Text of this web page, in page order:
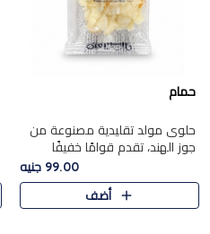
حمام
حلوى مولد تقليدية مصنوعة من
جوز الهند، تقدم قوامًا خفيفًا
ونكهة شرقية أصيلة تجسد روح
الـموسم الأعياد.
99.00 جنيه
أضف